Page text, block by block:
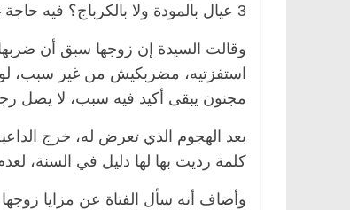
3 عيال بالمودة ولا بالكرباج؟ فيه حاجة غلط في القصة، وطالما بيجيب أكل لعياله يبقى عنده قلب».
وقالت السيدة إن زوجها سبق أن
استفزتيه، مضربكيش من غير سبب،
مجنون يبقى أكيد فيه سبب، لا يصل
بعد الهجوم الذي تعرض له، خرج
كلمة رديت بها لها دليل في السنة،
وأضاف أنه سأل الفتاة عن مزايا زوجها